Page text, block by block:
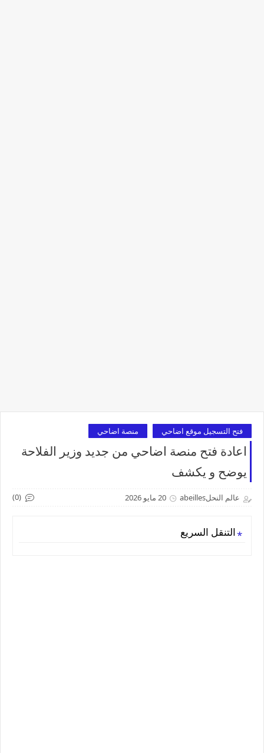
فتح التسجيل موقع اضاحي منصة اضاحي
اعادة فتح منصة اضاحي من جديد وزير الفلاحة
يوضح و يكشف
عالم النحلabeilles 20 مايو 2026 (0)
التنقل السريع